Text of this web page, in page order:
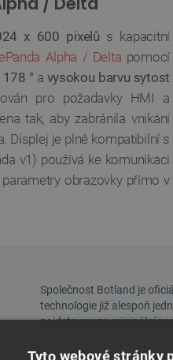
x 600 pixelů s kapacitní
Alpha / Delta pomocí
178 ° a vysokou barvu sytost
pro požadavky HMI a
tak, aby zabránila vnikání
Displej je plně kompatibilní s
v1) používá ke komunikaci
obrazovky přímo v
Tyto webové stránky